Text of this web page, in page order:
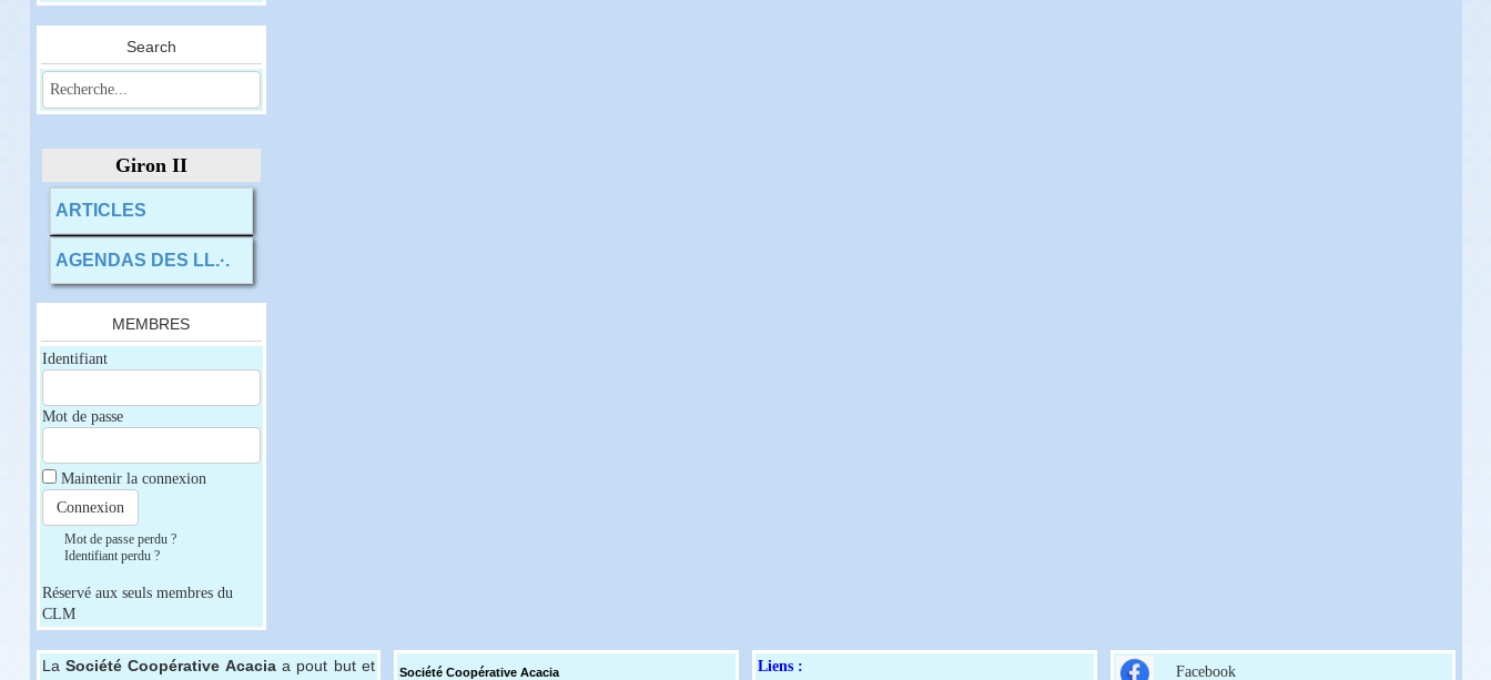
Search
Giron II
ARTICLES
AGENDAS DES LL.·.
MEMBRES
Identifiant
Mot de passe
Maintenir la connexion
Mot de passe perdu ?
Identifiant perdu ?
Réservé aux seuls membres du
CLM
La Société Coopérative Acaciaa pout but et
Société Coopérative Acacia Liens : Facebook